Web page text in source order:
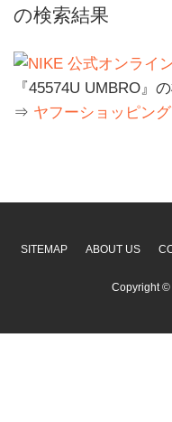
の検索結果
『45574U UMBRO』
⇒ ヤフーショッピン
SITEMAP ABOUT US
Copyright ©